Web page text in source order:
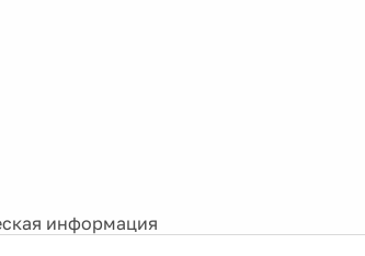
информация